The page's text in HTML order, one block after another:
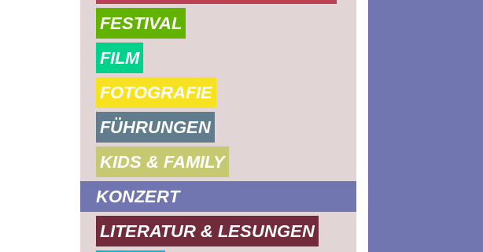
FESTIVAL
FILM
FOTOGRAFIE
FÜHRUNGEN
KIDS & FAMILY
KONZERT
LITERATUR & LESUNGEN